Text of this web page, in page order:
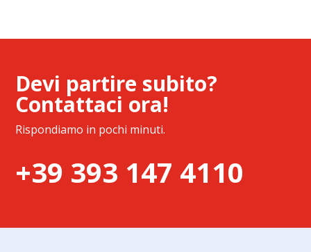
Devi partire subito?
Contattaci ora!
Rispondiamo in pochi minuti.
+39 393 147 4110